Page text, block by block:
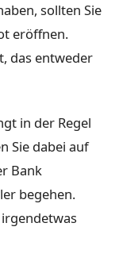
sollten Sie
eröffnen.
das entweder
in der Regel
Sie dabei auf
Bank
begehen.